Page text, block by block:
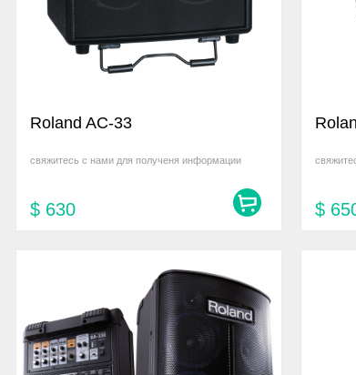
Roland AC-33
свяжитесь с нами для полученя информации
$ 630 $